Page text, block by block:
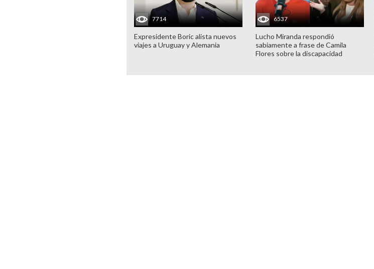
7714
Expresidente Boric alista nuevos
viajes a Uruguay y Alemania
6537
Lucho Miranda respondió
sabiamente a frase de Camila
Flores sobre la discapacidad